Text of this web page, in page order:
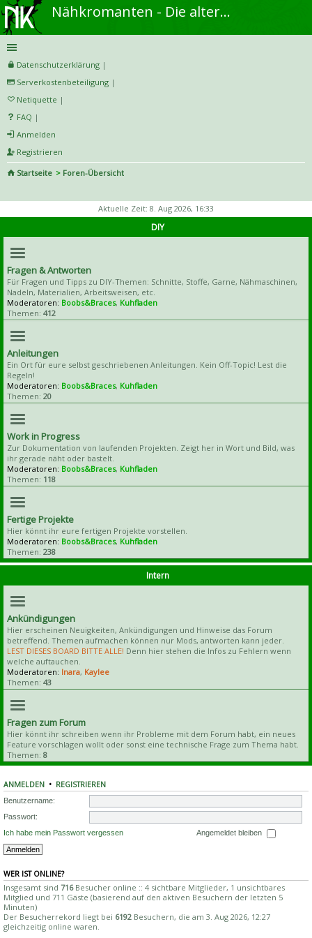
Nähkromanten - Die alternative Näh- und DIY-Community
Datenschutzerklärung |
Serverkostenbeteiligung |
Netiquette |
FAQ |
Anmelden
Registrieren
Startseite
Foren-Übersicht
Aktuelle Zeit: 8. Aug 2026, 16:33
DIY
Fragen & Antworten
Für Fragen und Tipps zu DIY-Themen: Schnitte, Stoffe, Garne, Nähmaschinen,
Nadeln, Materialien, Arbeitsweisen, etc.
Moderatoren: Boobs&Braces, Kuhfladen
Themen: 412
Anleitungen
Ein Ort für eure selbst geschriebenen Anleitungen. Kein Off-Topic! Lest die
Regeln!
Moderatoren: Boobs&Braces, Kuhfladen
Themen: 20
Work in Progress
Zur Dokumentation von laufenden Projekten. Zeigt her in Wort und Bild, was
ihr gerade näht oder bastelt.
Moderatoren: Boobs&Braces, Kuhfladen
Themen: 118
Fertige Projekte
Hier könnt ihr eure fertigen Projekte vorstellen.
Moderatoren: Boobs&Braces, Kuhfladen
Themen: 238
Intern
Ankündigungen
Hier erscheinen Neuigkeiten, Ankündigungen und Hinweise das Forum
betreffend. Themen aufmachen können nur Mods, antworten kann jeder.
LEST DIESES BOARD BITTE ALLE! Denn hier stehen die Infos zu Fehlern wenn
welche auftauchen.
Moderatoren: Inara, Kaylee
Themen: 43
Fragen zum Forum
Hier könnt ihr schreiben wenn ihr Probleme mit dem Forum habt, ein neues
Feature vorschlagen wollt oder sonst eine technische Frage zum Thema habt.
Themen: 8
ANMELDEN • REGISTRIEREN
Benutzername:
Passwort:
Ich habe mein Passwort vergessen
Angemeldet bleiben
WER IST ONLINE?
Insgesamt sind 716Besucher online :: 4 sichtbare Mitglieder, 1 unsichtbares
Mitglied und 711 Gäste (basierend auf den aktiven Besuchern der letzten 5
Minuten)
Der Besucherrekord liegt bei 6192 Besuchern, die am 3. Aug 2026, 12:27
gleichzeitig online waren.